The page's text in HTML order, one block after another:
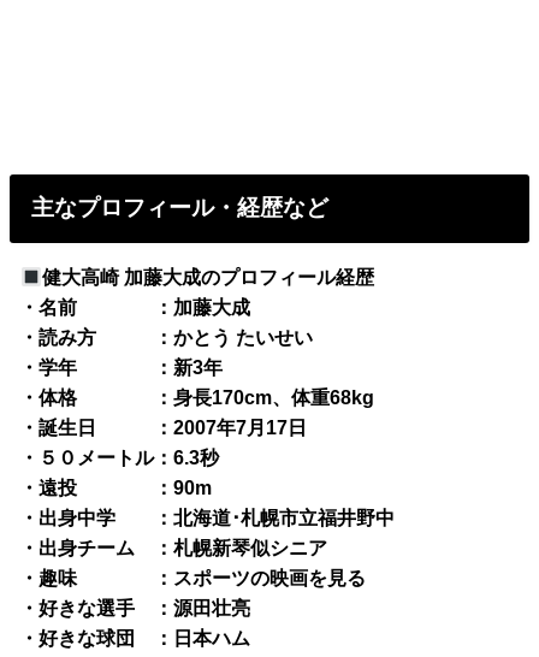
主なプロフィール・経歴など
健大高崎 加藤大成のプロフィール経歴
・名前 ：加藤大成
・読み方 ：かとう たいせい
・学年 ：新3年
・体格 ：身長170cm、体重68kg
・誕生日 ：2007年7月17日
・５０メートル：6.3秒
・遠投 ：90m
・出身中学 ：北海道･札幌市立福井野中
・出身チーム ：札幌新琴似シニア
・趣味 ：スポーツの映画を見る
・好きな選手 ：源田壮亮
・好きな球団 ：日本ハム